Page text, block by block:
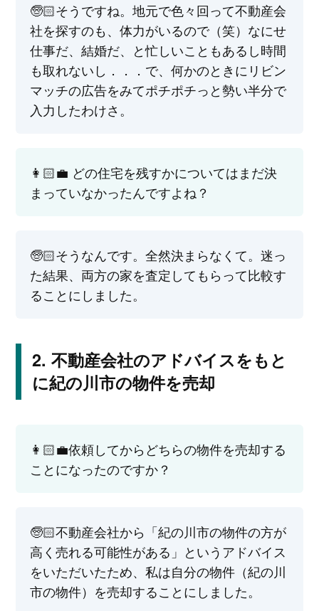
🧓🏻そうですね。地元で色々回って不動産会
社を探すのも、体力がいるので（笑）なにせ
仕事だ、結婚だ、と忙しいこともあるし時間
も取れないし．．．で、何かのときにリビン
マッチの広告をみてポチポチっと勢い半分で
入力したわけさ。
👩🏻‍💼 どの住宅を残すかについてはまだ決
まっていなかったんですよね？
🧓🏻そうなんです。全然決まらなくて。迷っ
た結果、両方の家を査定してもらって比較す
ることにしました。
不動産会社のアドバイスをもと
に紀の川市の物件を売却
👩🏻‍💼依頼してからどちらの物件を売却する
ことになったのですか？
🧓🏻不動産会社から「紀の川市の物件の方が
高く売れる可能性がある」というアドバイス
をいただいたため、私は自分の物件（紀の川
市の物件）を売却することにしました。